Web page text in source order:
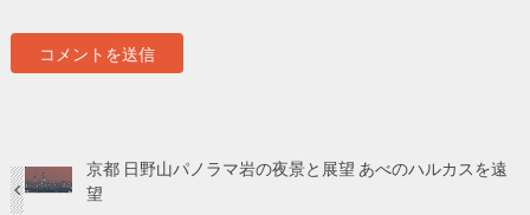
京都 日野山パノラマ岩の夜景と展望 あべのハルカスを遠
望